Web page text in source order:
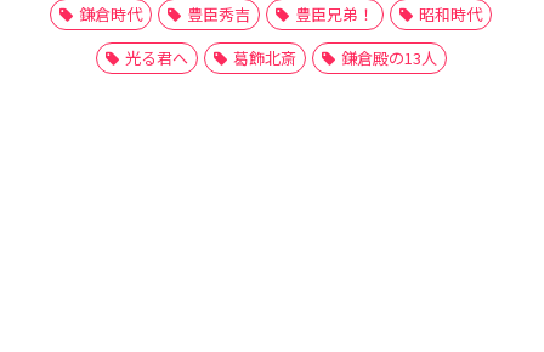
鎌倉時代
豊臣秀吉 豊臣兄弟！
昭和時代
光る君へ
葛飾北斎 鎌倉殿の13人